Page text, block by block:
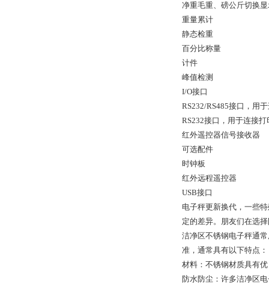
净重毛重、磅公斤切换
重量累计
静态检重
百分比称量
计件
峰值检测
I/O接口
RS232/RS485接口，用
RS232接口，用于连接打
红外遥控器信号接收器
可选配件
时钟板
红外远程遥控器
USB接口
电子秤更新换代，一些
定的差异。朋友们在选
洁净区不锈钢电子秤通
准，通常具有以下特点：
材料：不锈钢材质具有
防水防尘：许多洁净区